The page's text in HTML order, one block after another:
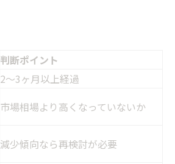
判断ポイント
2〜3ヶ月以上経過
市場相場より高くなっていないか
減少傾向なら再検討が必要